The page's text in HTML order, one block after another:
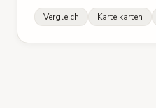
Transparenz).
Vergleich Karteikarten